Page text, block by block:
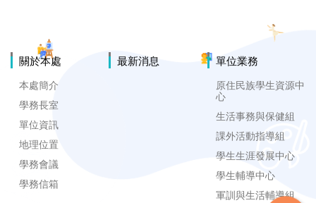
關於本處
本處簡介
學務長室
單位資訊
地理位置
學務會議
學務信箱
最新消息 單位業務
原住民族學生資源中
心
生活事務與保健組
課外活動指導組
學生生涯發展中心
學生輔導中心
軍訓與生活輔導組